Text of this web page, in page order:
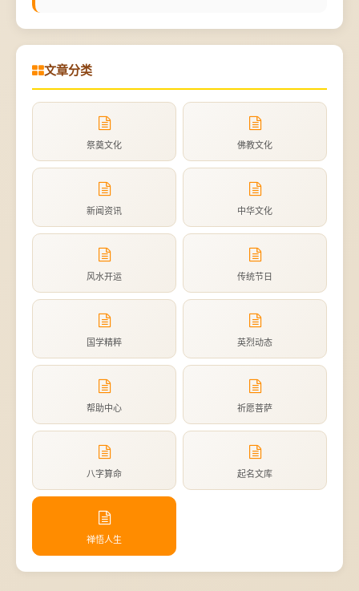
文章分类
祭奠文化 佛教文化
新闻资讯 中华文化
风水开运 传统节日
国学精粹 英烈动态
帮助中心 祈愿菩萨
八字算命 起名文库
禅悟人生